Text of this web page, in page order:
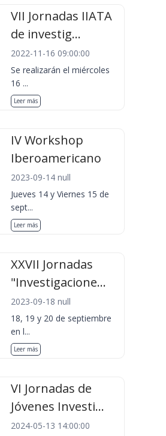
VII Jornadas IIATA
de investig...
2022-11-16 09:00:00
Se realizarán el miércoles
16 ...
Leer más
IV Workshop
Iberoamericano
2023-09-14 null
Jueves 14 y Viernes 15 de
sept...
Leer más
XXVII Jornadas
"Investigacione...
2023-09-18 null
18, 19 y 20 de septiembre
en l...
Leer más
VI Jornadas de
Jóvenes Investi...
2024-05-13 14:00:00